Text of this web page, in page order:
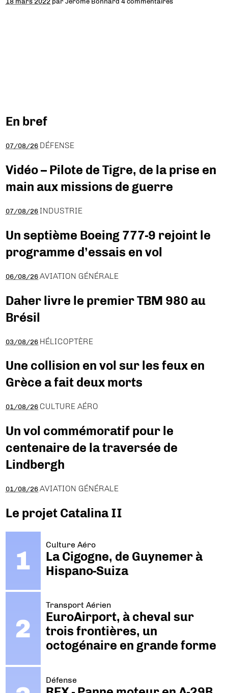
En bref
07/08/26 DÉFENSE
Vidéo – Pilote de Tigre, de la prise en
main aux missions de guerre
07/08/26 INDUSTRIE
Un septième Boeing 777-9 rejoint le
programme d’essais en vol
06/08/26 AVIATION GÉNÉRALE
Daher livre le premier TBM 980 au
Brésil
03/08/26 HÉLICOPTÈRE
Une collision en vol sur les feux en
Grèce a fait deux morts
01/08/26 CULTURE AÉRO
Un vol commémoratif pour le
centenaire de la traversée de
Lindbergh
01/08/26 AVIATION GÉNÉRALE
Le projet Catalina II
Culture Aéro
La Cigogne, de Guynemer à
Hispano-Suiza
Transport Aérien
EuroAirport, à cheval sur
trois frontières, un
octogénaire en grande forme
Défense